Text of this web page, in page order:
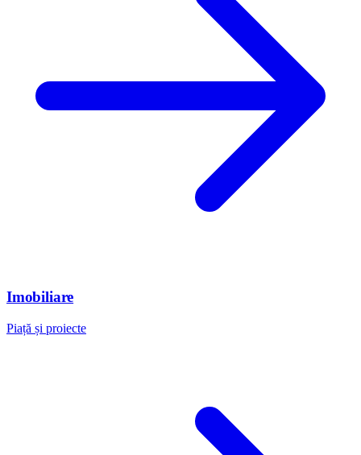
Imobiliare
Piață și proiecte